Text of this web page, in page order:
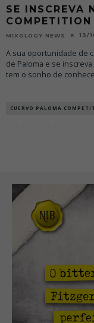
SE INSCREVA
MIXOLOGY NEWS 13/
A sua oportunidade de
de Paloma e se
tem o sonho de
CUERVO PALOMA